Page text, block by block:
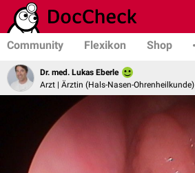
Community Flexikon Shop
Dr. med. Lukas Eberle
Arzt | Ärztin (Hals-Nasen-Ohrenheilkunde)